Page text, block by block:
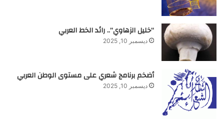
“خليل الزهاوي”.. رائد الخط العربي
ديسمبر 10, 2025
أضخم برنامج شعري على مستوى الوطن العربي
ديسمبر 10, 2025